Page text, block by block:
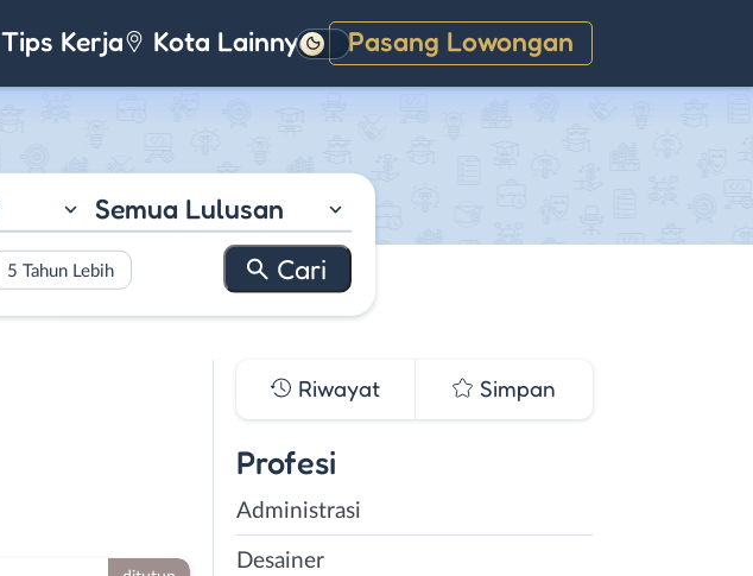
Tips Kerja Kota Lainnya Pasang Lowongan
Gelap
Semua Lulusan
5 Tahun Lebih
Riwayat Simpan
Profesi
Administrasi
Desainer